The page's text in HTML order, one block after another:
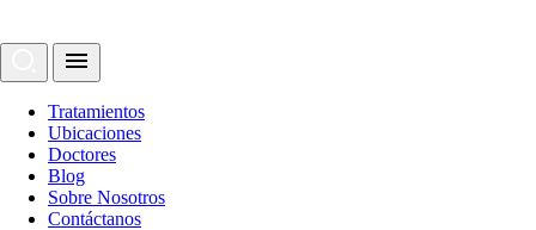
Tratamientos
Ubicaciones
Doctores
Blog
Sobre Nosotros
Contáctanos